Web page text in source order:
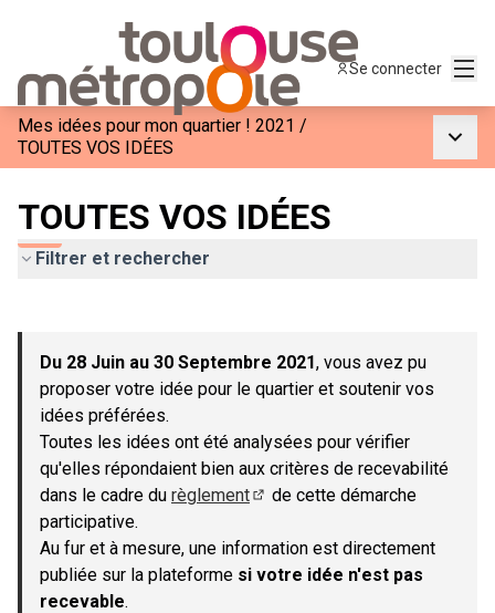
Se connecter
Mes idées pour mon quartier ! 2021 /
TOUTES VOS IDÉES
TOUTES VOS IDÉES
Filtrer et rechercher
−
Du 28 Juin au 30 Septembre 2021, vous avez pu
proposer votre idée pour le quartier et soutenir vos
idées préférées.
Toutes les idées ont été analysées pour vérifier
qu'elles répondaient bien aux critères de recevabilité
dans le cadre du règlement
de cette démarche
participative.
Au fur et à mesure, une information est directement
publiée sur la plateforme si votre idée n'est pas
recevable.